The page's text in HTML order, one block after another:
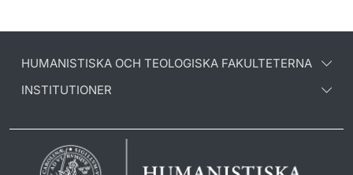
HUMANISTISKA OCH TEOLOGISKA FAKULTETERNA
INSTITUTIONER